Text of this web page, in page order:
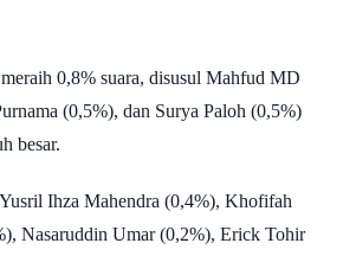
0,8% suara, disusul Mahfud MD
(0,5%), dan Surya Paloh (0,5%)
besar.
Ihza Mahendra (0,4%), Khofifah
Nasaruddin Umar (0,2%), Erick Tohir